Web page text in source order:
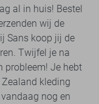
al in huis! Bestel
wij de
Sans koop jij de
Twijfel je na
probleem! Je hebt
kleding
nog en